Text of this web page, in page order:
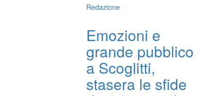
Redazione
Emozioni e
grande pubblico
a Scoglitti,
stasera le sfide